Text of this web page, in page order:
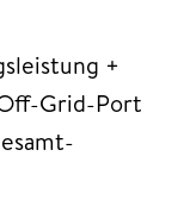
+
Grid-Port